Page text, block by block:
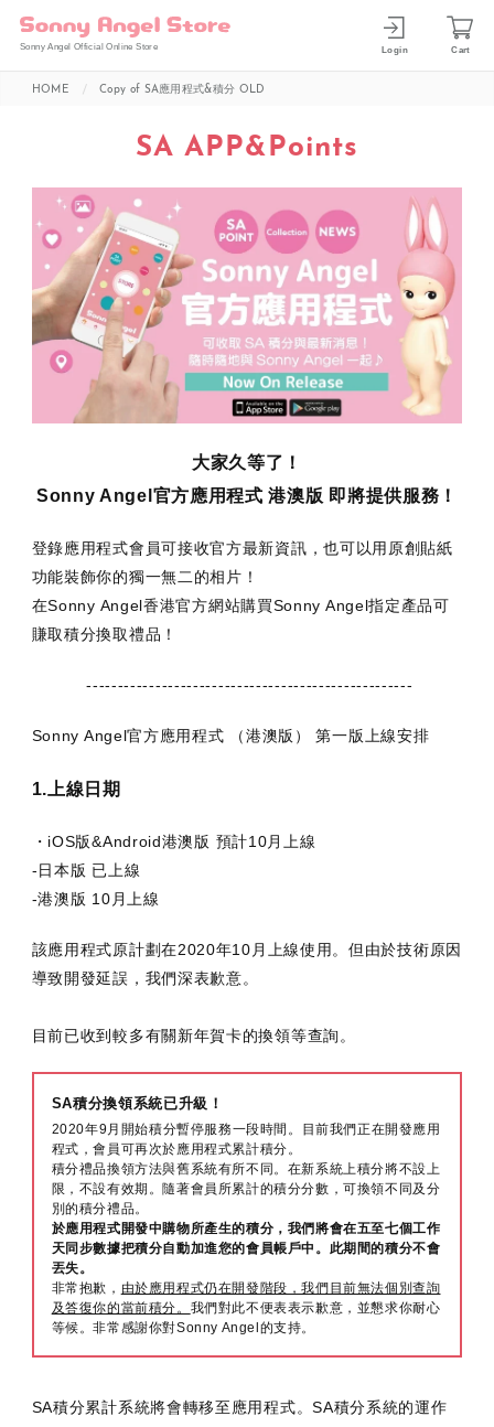
Sonny Angel Official Online Store Login Cart
HOME Copy of SA應用程式&積分 OLD
SA APP&Points
大家久等了！
Sonny Angel官方應用程式 港澳版 即將提供服務！
登錄應用程式會員可接收官方最新資訊，也可以用原創貼紙
功能裝飾你的獨一無二的相片！
在Sonny Angel香港官方網站購買Sonny Angel指定產品可
賺取積分換取禮品！
----------------------------------------------------
Sonny Angel官方應用程式 （港澳版） 第一版上線安排
1.上線日期
・iOS版&Android港澳版 預計10月上線
-日本版 已上線
-港澳版 10月上線
該應用程式原計劃在2020年10月上線使用。但由於技術原因
導致開發延誤，我們深表歉意。
目前已收到較多有關新年賀卡的換領等查詢。
SA積分換領系統已升級！
2020年9月開始積分暫停服務一段時間。目前我們正在開發應用
程式，會員可再次於應用程式累計積分。
積分禮品換領方法與舊系統有所不同。在新系統上積分將不設上
限，不設有效期。隨著會員所累計的積分分數，可換領不同及分
別的積分禮品。
於應用程式開發中購物所產生的積分，我們將會在五至七個工作
天同步數據把積分自動加進您的會員帳戶中。此期間的積分不會
丟失。
非常抱歉， 由於應用程式仍在開發階段，我們目前無法個別查詢
及答復你的當前積分。 我們對此不便表表示歉意，並懇求你耐心
等候。非常感謝你對Sonny Angel的支持。
SA積分累計系統將會轉移至應用程式。SA積分系統的運作